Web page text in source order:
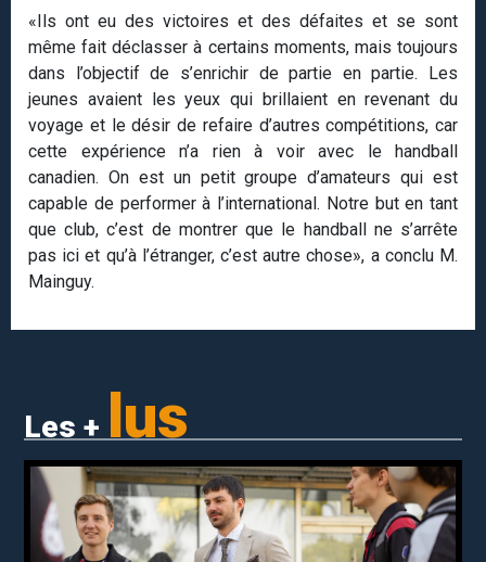
«Ils ont eu des victoires et des défaites et se sont
même fait déclasser à certains moments, mais toujours
dans l’objectif de s’enrichir de partie en partie. Les
jeunes avaient les yeux qui brillaient en revenant du
voyage et le désir de refaire d’autres compétitions, car
cette expérience n’a rien à voir avec le handball
canadien. On est un petit groupe d’amateurs qui est
capable de performer à l’international. Notre but en tant
que club, c’est de montrer que le handball ne s’arrête
pas ici et qu’à l’étranger, c’est autre chose», a conclu M.
Mainguy.
Les + lus